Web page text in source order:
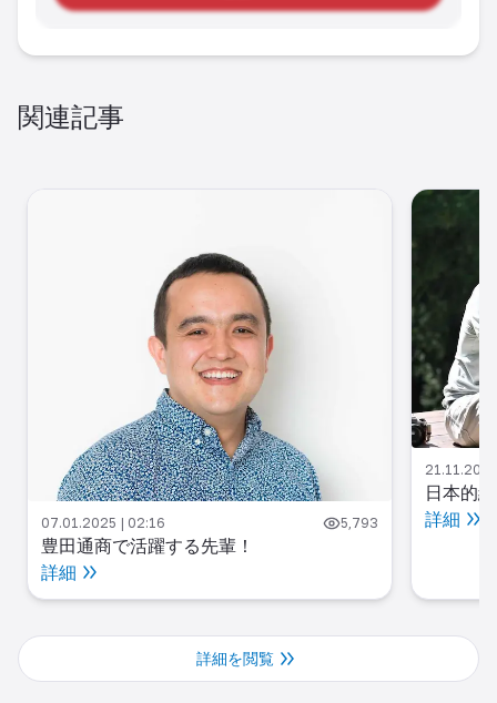
関連記事
07.01.2025 | 02:16 5,793
豊田通商で活躍する先輩！
詳細
日本的
詳細
詳細を閲覧